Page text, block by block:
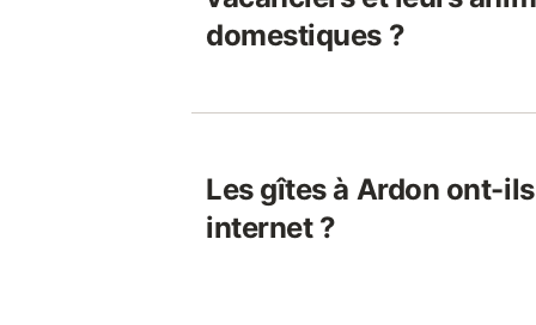
domestiques ?
Les gîtes à Ardon ont-
internet ?